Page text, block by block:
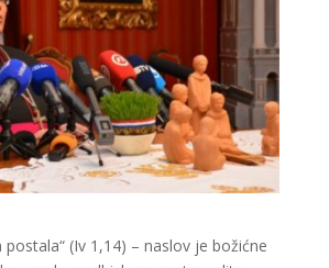
(Iv 1,14) – naslov je božićne